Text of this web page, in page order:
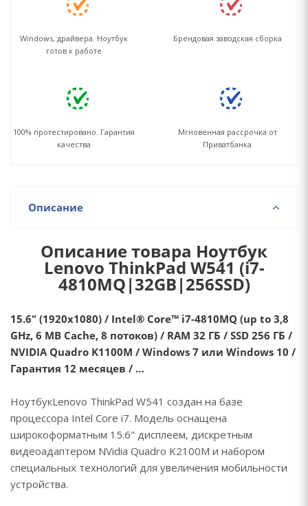
Windows, драйвера. Ноутбук
готов к работе
Брендовая заводская сборка
100% протестировано. Гарантия
качества
Мгновенная рассрочка от
Приватбанка
Описание
Описание товара Ноутбук
Lenovo ThinkPad W541 (i7-
4810MQ|32GB|256SSD)
15.6" (1920х1080) / Intel® Core™ i7-4810MQ (up to 3,8
GHz, 6 MB Cache, 8 потоков) / RAM 32 ГБ / SSD 256 ГБ /
NVIDIA Quadro K1100M / Windows 7 или Windows 10 /
Гарантия 12 месяцев / …
НоутбукLenovo ThinkPad W541 создан на базе
процессора Intel Core i7. Модель оснащена
широкоформатным 15.6" дисплеем, дискретным
видеоадаптером NVidia Quadro K2100M и набором
специальных технологий для увеличения мобильности
устройства.